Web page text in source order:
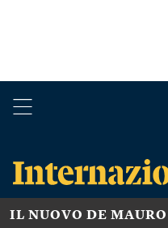
IL NUOVO DE MAURO